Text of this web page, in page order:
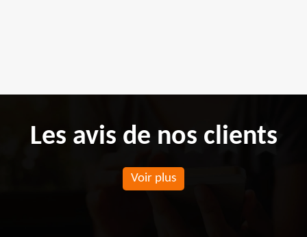
Les avis de nos clients
Voir plus